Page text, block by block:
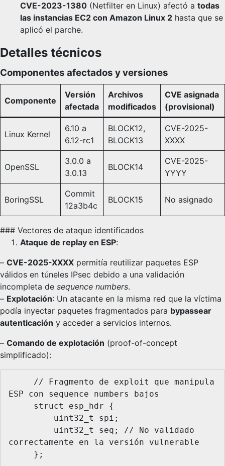
CVE-2023-1380 (Netfilter en Linux) afectó a todas
las instancias EC2 con Amazon Linux 2 hasta que se
aplicó el parche.
Detalles técnicos
Componentes afectados y versiones
Componente
Versión
afectada
Archivos
modificados
CVE asignada
(provisional)
Linux Kernel
6.10 a
6.12-rc1
BLOCK12,
BLOCK13
CVE-2025-
XXXX
OpenSSL
3.0.0 a
3.0.13
BLOCK14
CVE-2025-
YYYY
BoringSSL
Commit
12a3b4c
BLOCK15 No asignado
### Vectores de ataque identificados
Ataque de replay en ESP:
– CVE-2025-XXXX permitía reutilizar paquetes ESP
válidos en túneles IPsec debido a una validación
incompleta de sequence numbers.
– Explotación: Un atacante en la misma red que la víctima
podía inyectar paquetes fragmentados para bypassear
autenticación y acceder a servicios internos.
– Comando de explotación (proof-of-concept
simplificado):
ESP con sequence numbers bajos
correctamente en la versión vulnerable